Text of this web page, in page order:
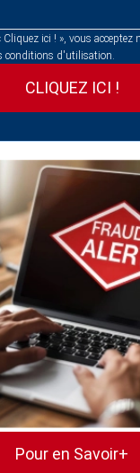
ici ! », vous acceptez
conditions d'utilisation.
Pour en Savoir+